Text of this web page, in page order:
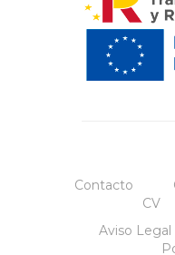
Contacto
CV
Aviso Legal